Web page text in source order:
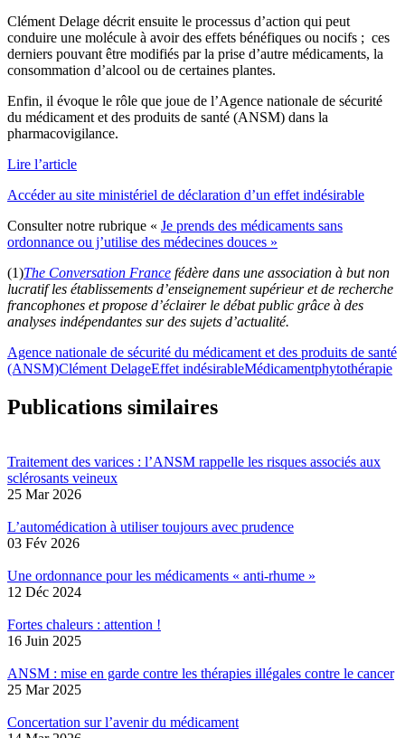
Clément Delage décrit ensuite le processus d’action qui peut
conduire une molécule à avoir des effets bénéfiques ou nocifs ; ces
derniers pouvant être modifiés par la prise d’autre médicaments, la
consommation d’alcool ou de certaines plantes.
Enfin, il évoque le rôle que joue de l’Agence nationale de sécurité
du médicament et des produits de santé (ANSM) dans la
pharmacovigilance.
Lire l’article
Accéder au site ministériel de déclaration d’un effet indésirable
Consulter notre rubrique « Je prends des médicaments sans
ordonnance ou j’utilise des médecines douces »
(1)The Conversation France fédère dans une association à but non
lucratif les établissements d’enseignement supérieur et de recherche
francophones et propose d’éclairer le débat public grâce à des
analyses indépendantes sur des sujets d’actualité.
Agence nationale de sécurité du médicament et des produits de santé
(ANSM)Clément DelageEffet indésirableMédicamentphytothérapie
Publications similaires
Traitement des varices : l’ANSM rappelle les risques associés aux
sclérosants veineux
25 Mar 2026
L’automédication à utiliser toujours avec prudence
03 Fév 2026
Une ordonnance pour les médicaments « anti-rhume »
12 Déc 2024
Fortes chaleurs : attention !
16 Juin 2025
ANSM : mise en garde contre les thérapies illégales contre le cancer
25 Mar 2025
Concertation sur l’avenir du médicament